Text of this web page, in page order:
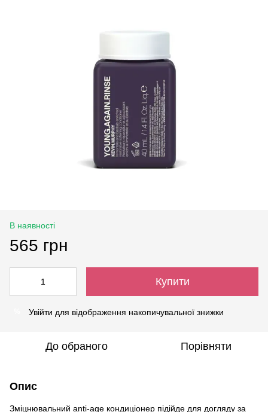
В наявності
565 грн
Купити
Увійти для відображення накопичувальної знижки
До обраного Порівняти
Опис
Зміцнювальний anti-age кондиціонер підійде для догляду за